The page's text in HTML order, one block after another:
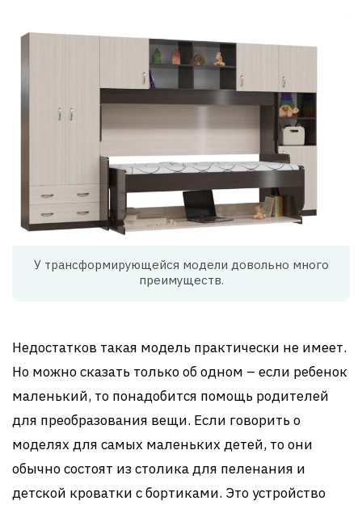
У трансформирующейся модели довольно много
преимуществ.
Недостатков такая модель практически не имеет.
Но можно сказать только об одном – если ребенок
маленький, то понадобится помощь родителей
для преобразования вещи. Если говорить о
моделях для самых маленьких детей, то они
обычно состоят из столика для пеленания и
детской кроватки с бортиками. Это устройство